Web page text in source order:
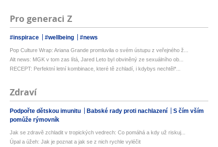
Pro generaci Z
#inspirace #wellbeing #news
Pop Culture Wrap: Ariana Grande promluvila o svém ústupu z veřejného ž...
Alt news: MGK v tom zas lítá, Jared Leto byl obviněný ze sexuálního ob...
RECEPT: Perfektní letní kombinace, které tě zchladí, i kdybys nechtěl*...
Zdraví
Podpořte dětskou imunitu Babské rady proti nachlazení
S čím vším
pomůže rýmovník
Jak se zdravě zchladit v tropických vedrech: Co pomáhá a kdy už riskuj...
Úpal a úžeh: Jak je poznat a jak se z nich rychle vyléčit